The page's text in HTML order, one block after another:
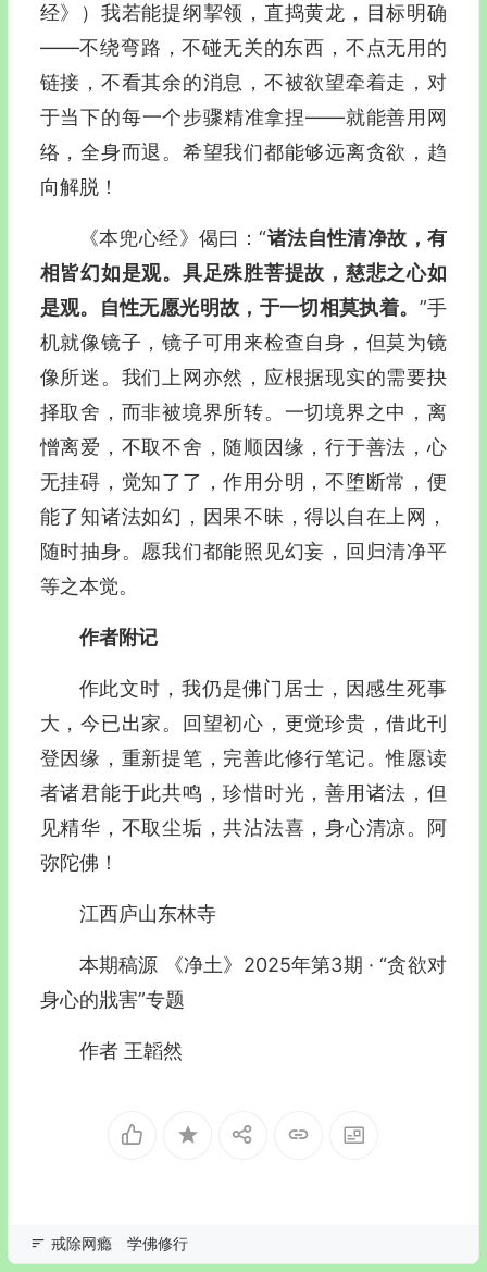
经》） 我若能提纲挈领，直捣黄龙，目标明确
—―不绕弯路，不碰无关的东西，不点无用的
链接，不看其余的消息，不被欲望牵着走，对
于当下的每一个步骤精准拿捏—―就能善用网
络，全身而退。希望我们都能够远离贪欲，趋
向解脱！
《本兜心经》偈曰：“诸法自性清净故，有
相皆幻如是观。具足殊胜菩提故，慈悲之心如
是观。自性无愿光明故，于一切相莫执着。 ”手
机就像镜子，镜子可用来检查自身，但莫为镜
像所迷。我们上网亦然，应根据现实的需要抉
择取舍，而非被境界所转。一切境界之中，离
憎离爱，不取不舍，随顺因缘，行于善法，心
无挂碍，觉知了了，作用分明，不堕断常，便
能了知诸法如幻，因果不昧，得以自在上网，
随时抽身。愿我们都能照见幻妄，回归清净平
等之本觉。
作者附记
作此文时，我仍是佛门居士，因感生死事
大，今已出家。回望初心，更觉珍贵，借此刊
登因缘，重新提笔，完善此修行笔记。惟愿读
者诸君能于此共鸣，珍惜时光，善用诸法，但
见精华，不取尘垢，共沾法喜，身心清凉。阿
弥陀佛！
江西庐山东林寺
本期稿源 《净土》2025年第3期 · “贪欲对
身心的戕害”专题
作者 王韜然
戒除网瘾 学佛修行